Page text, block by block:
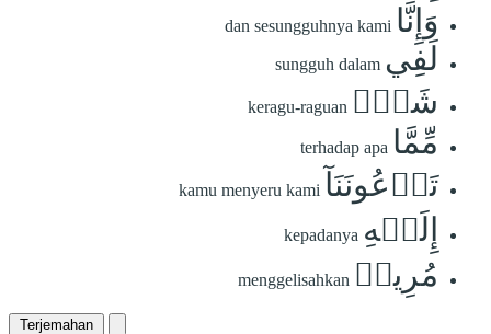
وَإِنَّا dan sesungguhnya kami
لَفِي sungguh dalam
شَكّٖ keragu-raguan
مِّمَّا terhadap apa
تَدۡعُونَنَآ kamu menyeru kami
إِلَيۡهِ kepadanya
مُرِيبٖ menggelisahkan
Terjemahan